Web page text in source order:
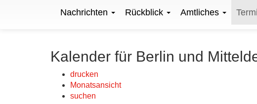
Nachrichten Rückblick Amtliches
Kalender für Berlin und
drucken
Monatsansicht
suchen